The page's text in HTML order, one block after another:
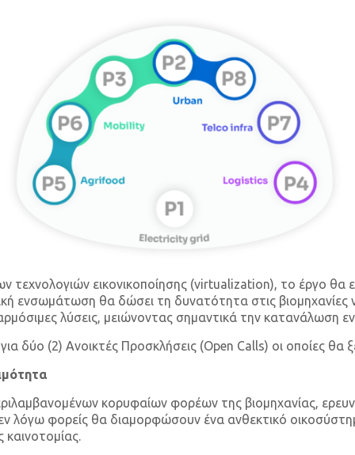
εικονικοποίησης (virtualization), το έργο θα
ενσωμάτωση θα δώσει τη δυνατότητα στις βιομηχανίες
λύσεις, μειώνοντας σημαντικά την κατανάλωση
δύο (2) Ανοικτές Προσκλήσεις (Open Calls) οι οποίες θα
κορυφαίων φορέων της βιομηχανίας,
λόγω φορείς θα διαμορφώσουν ένα ανθεκτικό
καινοτομίας.